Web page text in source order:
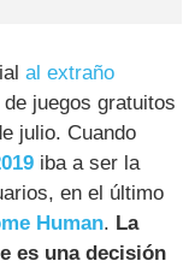
al extraño
juegos gratuitos
julio. Cuando
iba a ser la
en el último
Human. La
es una decisión